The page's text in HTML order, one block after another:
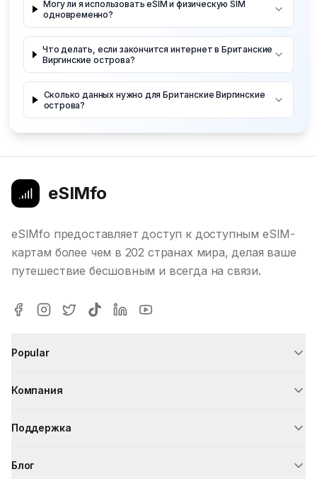
Могу ли я использовать eSIM и физическую SIM
одновременно?
Что делать, если закончится интернет в Британские
Виргинские острова?
Сколько данных нужно для Британские Виргинские
острова?
eSIMfo
eSIMfo предоставляет доступ к доступным eSIM-
картам более чем в 202 странах мира, делая ваше
путешествие бесшовным и всегда на связи.
Popular
Компания
Поддержка
Блог